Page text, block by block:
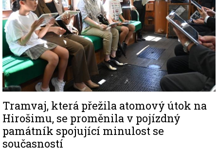
Tramvaj, která přežila atomový útok na
Hirošimu, se proměnila v pojízdný
památník spojující minulost se
současností